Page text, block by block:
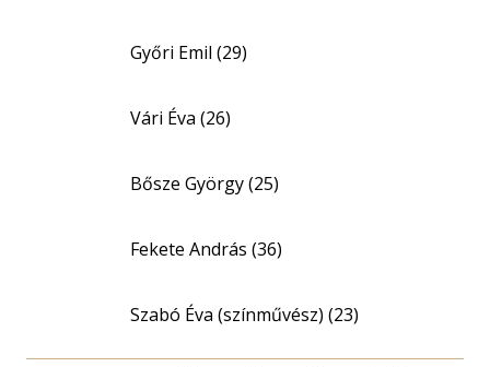
Győri Emil (29)
Vári Éva (26)
Bősze György (25)
Fekete András (36)
Szabó Éva (színművész) (23)